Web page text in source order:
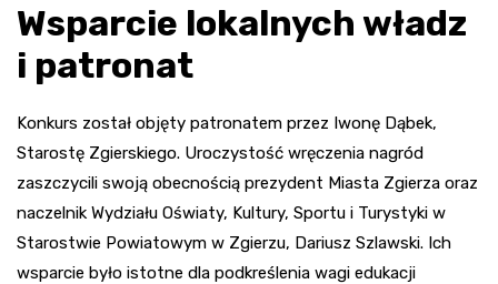
Wsparcie lokalnych władz
i patronat
Konkurs został objęty patronatem przez Iwonę Dąbek,
Starostę Zgierskiego. Uroczystość wręczenia nagród
zaszczycili swoją obecnością prezydent Miasta Zgierza oraz
naczelnik Wydziału Oświaty, Kultury, Sportu i Turystyki w
Starostwie Powiatowym w Zgierzu, Dariusz Szlawski. Ich
wsparcie było istotne dla podkreślenia wagi edukacji